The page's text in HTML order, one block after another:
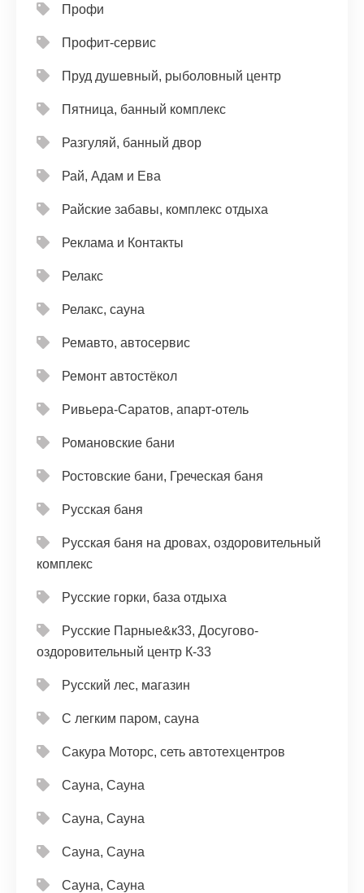
Профи
Профит-сервис
Пруд душевный, рыболовный центр
Пятница, банный комплекс
Разгуляй, банный двор
Рай, Адам и Ева
Райские забавы, комплекс отдыха
Реклама и Контакты
Релакс
Релакс, сауна
Ремавто, автосервис
Ремонт автостёкол
Ривьера-Саратов, апарт-отель
Романовские бани
Ростовские бани, Греческая баня
Русская баня
Русская баня на дровах, оздоровительный
комплекс
Русские горки, база отдыха
Русские Парные&к33, Досугово-
оздоровительный центр К-33
Русский лес, магазин
С легким паром, сауна
Сакура Моторс, сеть автотехцентров
Сауна, Сауна
Сауна, Сауна
Сауна, Сауна
Сауна, Сауна